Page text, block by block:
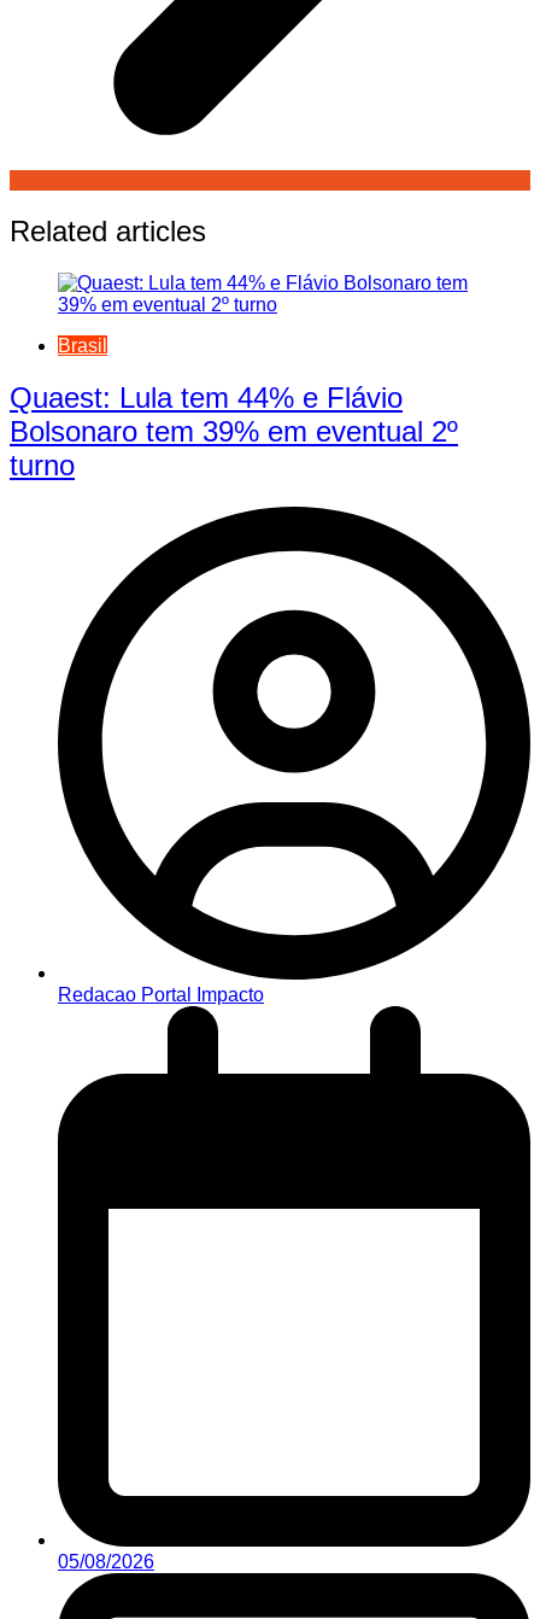
Related articles
Brasil
Quaest: Lula tem 44% e Flávio
Bolsonaro tem 39% em eventual 2º
turno
Redacao Portal Impacto
05/08/2026